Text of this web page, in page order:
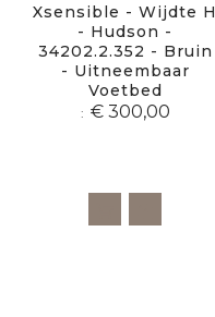
Xsensible - Wijdte H
- Hudson -
34202.2.352 - Bruin
- Uitneembaar
Voetbed
€ 300,00